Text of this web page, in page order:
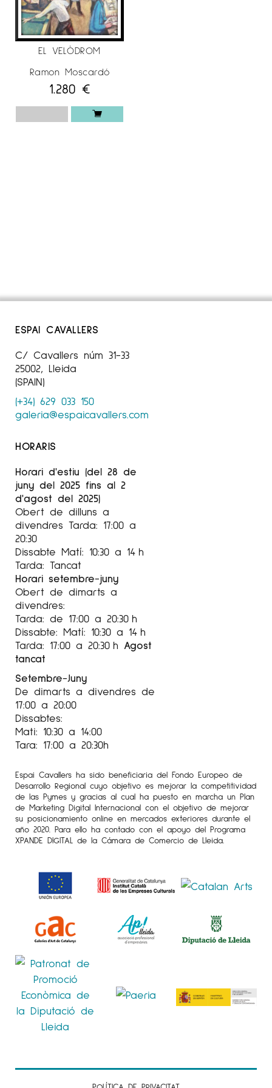
EL VELÒDROM
Ramon Moscardó
1.280 €
ESPAI CAVALLERS
C/ Cavallers núm 31-33
25002, Lleida
(SPAIN)
(+34) 629 033 150
galeria@espaicavallers.com
HORARIS
Horari d'estiu (del 28 de
juny del 2025 fins al 2
d'agost del 2025)
Obert de dilluns a
divendres Tarda: 17:00 a
20:30
Dissabte Matí: 10:30 a 14 h
Tarda: Tancat
Horari setembre-juny
Obert de dimarts a
divendres:
Tarda: de 17:00 a 20:30 h
Dissabte: Matí: 10:30 a 14 h
Tarda: 17:00 a 20:30 h Agost
tancat
Setembre-Juny
De dimarts a divendres de
17:00 a 20:00
Dissabtes:
Mati: 10:30 a 14:00
Tara: 17:00 a 20:30h
Espai Cavallers ha sido beneficiaria del Fondo Europeo de
Desarrollo Regional cuyo objetivo es mejorar la competitividad
de las Pymes y gracias al cual ha puesto en marcha un Plan
de Marketing Digital Internacional con el objetivo de mejorar
su posicionamiento online en mercados exteriores durante el
año 2020. Para ello ha contado con el apoyo del Programa
XPANDE DIGITAL de la Cámara de Comercio de Lleida.